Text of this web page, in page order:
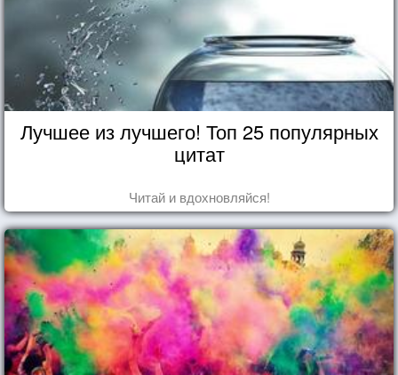
Лучшее из лучшего! Топ 25 популярных
цитат
Читай и вдохновляйся!